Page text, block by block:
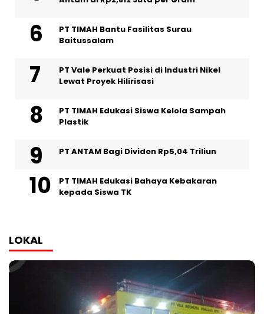
PT TIMAH Bantu Fasilitas Surau
Baitussalam
PT Vale Perkuat Posisi di Industri Nikel
Lewat Proyek Hilirisasi
PT TIMAH Edukasi Siswa Kelola Sampah
Plastik
PT ANTAM Bagi Dividen Rp5,04 Triliun
PT TIMAH Edukasi Bahaya Kebakaran
kepada Siswa TK
LOKAL